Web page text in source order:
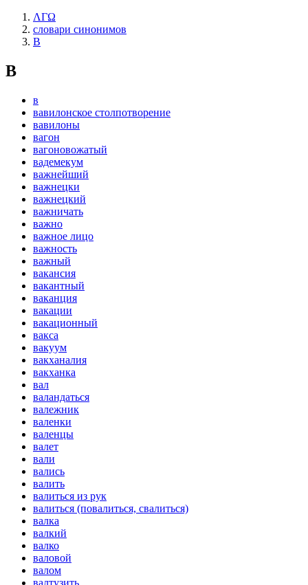
ΛΓΩ
словари синонимов
В
В
в
вавилонское столпотворение
вавилоны
вагон
вагоновожатый
вадемекум
важнейший
важнецки
важнецкий
важничать
важно
важное лицо
важность
важный
вакансия
вакантный
ваканция
вакации
вакационный
вакса
вакуум
вакханалия
вакханка
вал
валандаться
валежник
валенки
валенцы
валет
вали
вались
валить
валиться из рук
валиться (повалиться, свалиться)
валка
валкий
валко
валовой
валом
валтузить